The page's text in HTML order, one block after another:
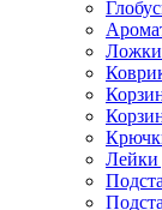
Ложки
Лейки